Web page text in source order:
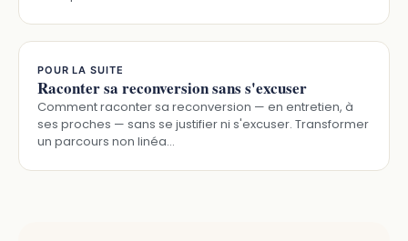
POUR LA SUITE
Raconter sa reconversion sans s'excuser
Comment raconter sa reconversion — en entretien, à
ses proches — sans se justifier ni s'excuser. Transformer
un parcours non linéa…